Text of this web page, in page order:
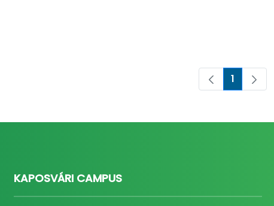
Oldal
1
KAPOSVÁRI CAMPUS